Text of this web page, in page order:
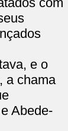
e o
a chama
Abede-